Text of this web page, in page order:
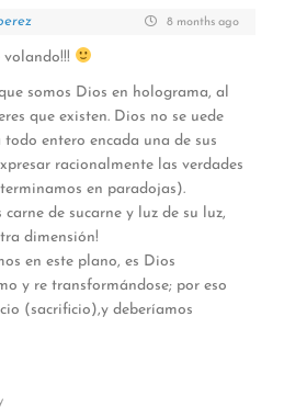
8 months ago
somos Dios en holograma, al
que existen. Dios no se uede
entero encada una de sus
racionalmente las verdades
en paradojas).
de sucarne y luz de su luz,
dimensión!
en este plano, es Dios
y re transformándose; por eso
(sacrificio),y deberíamos